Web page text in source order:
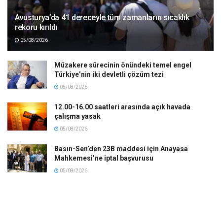
Avusturya’da 41 dereceyle tüm zamanların sıcaklık
rekoru kırıldı
05/08/2026
Müzakere sürecinin önündeki temel engel
Türkiye’nin iki devletli çözüm tezi
05/08/2026
12.00-16.00 saatleri arasında açık havada
çalışma yasak
05/08/2026
Basın-Sen’den 23B maddesi için Anayasa
Mahkemesi’ne iptal başvurusu
05/08/2026